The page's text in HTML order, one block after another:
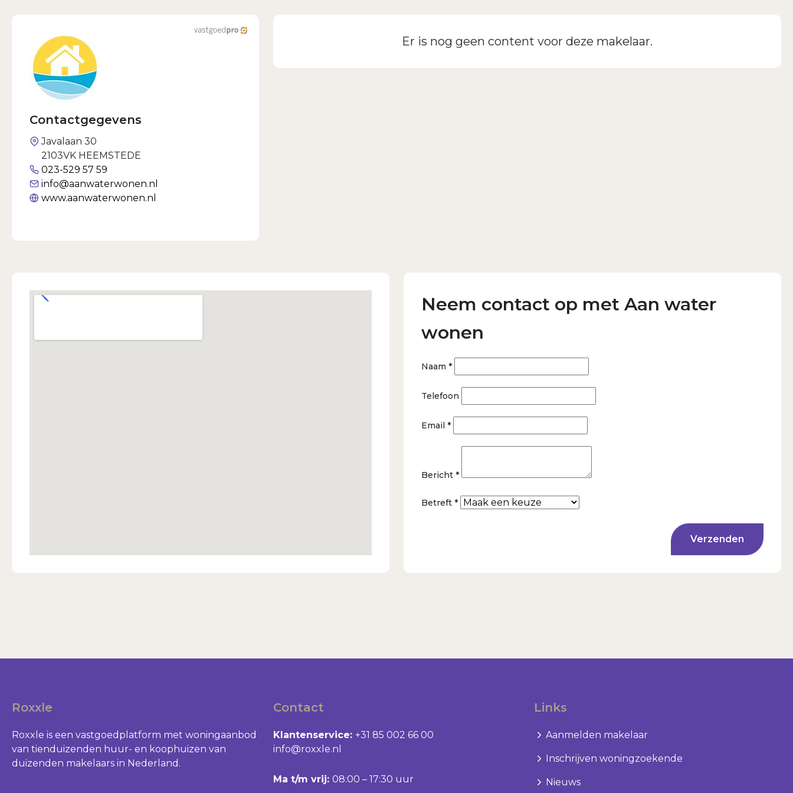
Wachtwoord vergeten?
Contactgegevens
Javalaan 30
2103VK HEEMSTEDE
023-529 57 59
info@aanwaterwonen.nl
www.aanwaterwonen.nl
Er is nog geen content voor deze makelaar.
Neem contact op met Aan water
wonen
Naam *
Telefoon
Email *
Bericht *
Betreft *
Verzenden
Roxxle
Roxxle is een vastgoedplatform met woningaanbod
van tienduizenden huur- en koophuizen van
duizenden makelaars in Nederland.
Contact
Klantenservice: +31 85 002 66 00
info@roxxle.nl
Ma t/m vrij: 08:00 – 17:30 uur
Links
Aanmelden makelaar
Inschrijven woningzoekende
Nieuws